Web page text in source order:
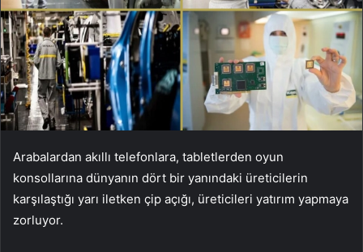
Arabalardan akıllı telefonlara, tabletlerden oyun
konsollarına dünyanın dört bir yanındaki üreticilerin
karşılaştığı yarı iletken çip açığı, üreticileri yatırım yapmaya
zorluyor.